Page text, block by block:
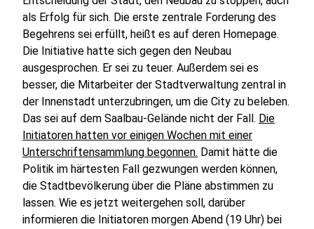
als Erfolg für sich. Die erste zentrale Forderung des
Begehrens sei erfüllt, heißt es auf deren Homepage.
Die Initiative hatte sich gegen den Neubau
ausgesprochen. Er sei zu teuer. Außerdem sei es
besser, die Mitarbeiter der Stadtverwaltung zentral in
der Innenstadt unterzubringen, um die City zu beleben.
Das sei auf dem Saalbau-Gelände nicht der Fall. Die
Initiatoren hatten vor einigen Wochen mit einer
Unterschriftensammlung begonnen. Damit hätte die
Politik im härtesten Fall gezwungen werden können,
die Stadtbevölkerung über die Pläne abstimmen zu
lassen. Wie es jetzt weitergehen soll, darüber
informieren die Initiatoren morgen Abend (19 Uhr) bei